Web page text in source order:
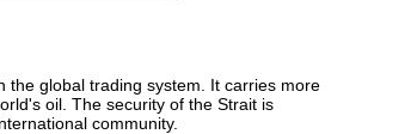
the global trading system. It carries more
oil. The security of the Strait is
community.